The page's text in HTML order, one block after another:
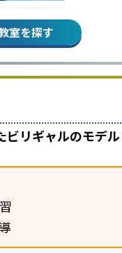
室を探す
リギャルのモデ